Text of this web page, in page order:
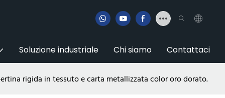
Soluzione industriale Chi siamo Contattaci
rigida in tessuto e carta metallizzata color oro dorato.